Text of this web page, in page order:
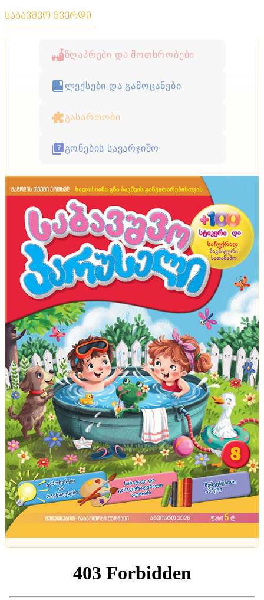
საბავშვო გვერდი
ზღაპრები და მოთხრობები
ლექსები და გამოცანები
გასართობი
გონების სავარჯიშო